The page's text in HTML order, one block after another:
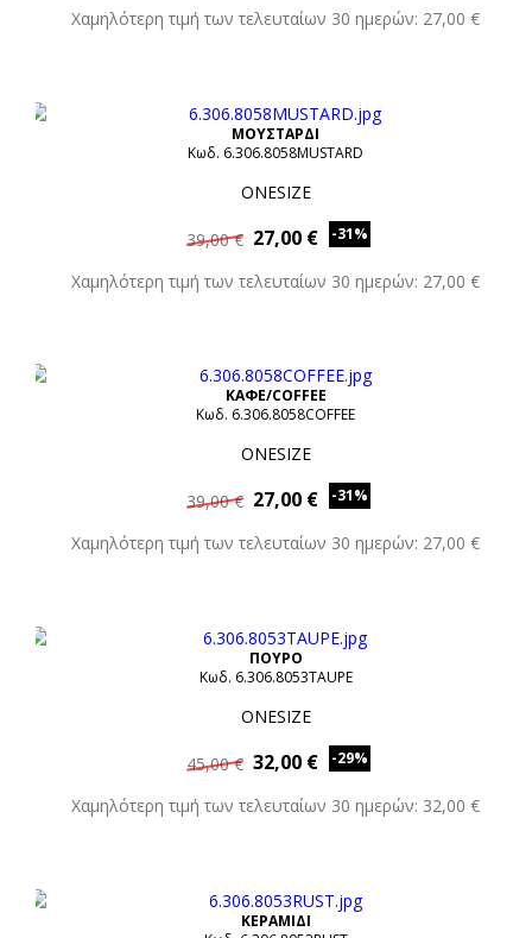
Χαμηλότερη τιμή των τελευταίων 30 ημερών: 27,00 €
ΜΟΥΣΤΑΡΔΙ
Κωδ. 6.306.8058MUSTARD
ONESIZE
39,00 € 27,00 € -31%
Χαμηλότερη τιμή των τελευταίων 30 ημερών: 27,00 €
ΚΑΦΕ/COFFEE
Κωδ. 6.306.8058COFFEE
ONESIZE
39,00 € 27,00 € -31%
Χαμηλότερη τιμή των τελευταίων 30 ημερών: 27,00 €
ΠΟΥΡΟ
Κωδ. 6.306.8053TAUPE
ONESIZE
45,00 € 32,00 € -29%
Χαμηλότερη τιμή των τελευταίων 30 ημερών: 32,00 €
ΚΕΡΑΜΙΔΙ